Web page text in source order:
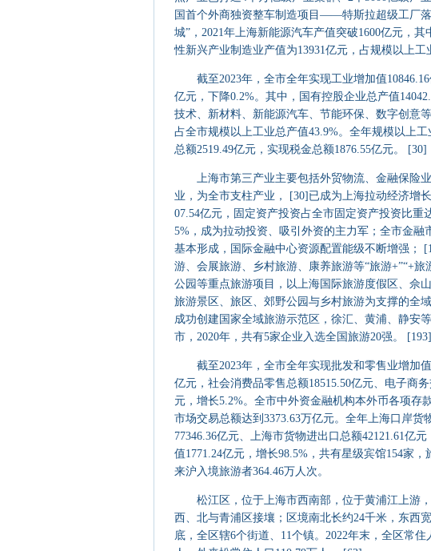
国首个外商独资整车制造项目——特斯拉超级工厂
城”，2021年上海新能源汽车产值突破1600亿元，
性新兴产业制造业产值为13931亿元，占规模以上工
截至2023年，全市全年实现工业增加值10846.16
亿元，下降0.2%。其中，国有控股企业总产值
技术、新材料、新能源汽车、节能环保、数字创意
占全市规模以上工业总产值43.9%。全年规模以上
总额2519.49亿元，实现税金总额1876.55亿元。 [30]
上海市第三产业主要包括外贸物流、金融保险业
业，为全市支柱产业， [30]已成为上海拉动经济增
07.54亿元，固定资产投资占全市固定资产投资比
5%，成为拉动投资、吸引外资的主力军；全市金
基本形成，国际金融中心资源配置能级不断增强；
游、会展旅游、乡村旅游、康养旅游等“旅游+”“+
公园等重点旅游项目，以上海国际旅游度假区、佘
旅游景区、旅区、郊野公园与乡村旅游为支撑的全
成功创建国家全域旅游示范区，徐汇、黄浦、静安
市，2020年，共有5家企业入选全国旅游20强。 [193]
截至2023年，全市全年实现批发和零售业增加值
亿元，社会消费品零售总额18515.50亿元、电子商
元，增长5.2%。全市中外资金融机构本外币各项存
市场交易总额达到3373.63万亿元。全年上海口岸
77346.36亿元、上海市货物进出口总额42121.61亿
值1771.24亿元，增长98.5%，共有星级宾馆154家
来沪入境旅游者364.46万人次。
松江区，位于上海市西南部，位于黄浦江上游，
西、北与青浦区接壤；区境南北长约24千米，东西
底，全区辖6个街道、11个镇。2022年末，全区常